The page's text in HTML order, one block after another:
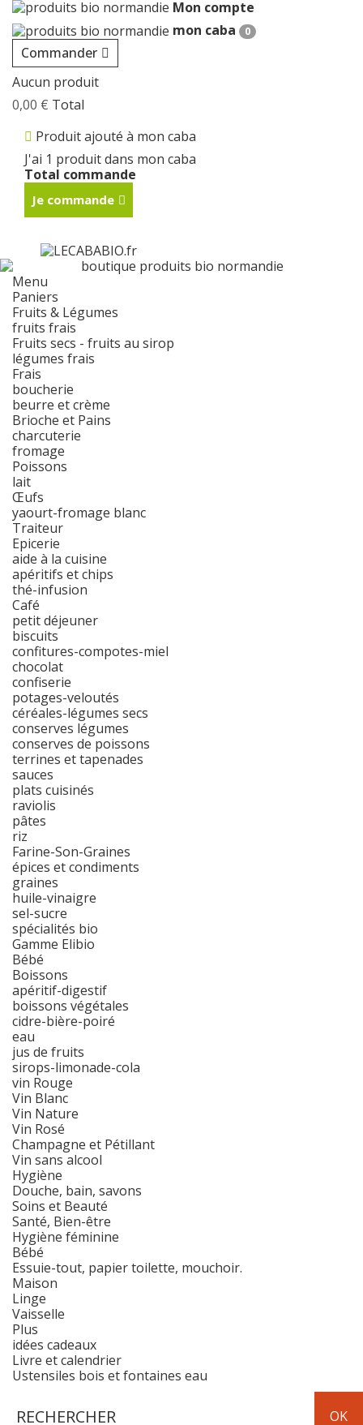
Mon compte
mon caba
0
Commander
Aucun produit
0,00 € Total
Produit ajouté à mon caba
J'ai 1 produit dans mon caba
Total commande
Je commande
Menu
Paniers
Fruits & Légumes
fruits frais
Fruits secs - fruits au sirop
légumes frais
Frais
boucherie
beurre et crème
Brioche et Pains
charcuterie
fromage
Poissons
lait
Œufs
yaourt-fromage blanc
Traiteur
Epicerie
aide à la cuisine
apéritifs et chips
thé-infusion
Café
petit déjeuner
biscuits
confitures-compotes-miel
chocolat
confiserie
potages-veloutés
céréales-légumes secs
conserves légumes
conserves de poissons
terrines et tapenades
sauces
plats cuisinés
raviolis
pâtes
riz
Farine-Son-Graines
épices et condiments
graines
huile-vinaigre
sel-sucre
spécialités bio
Gamme Elibio
Bébé
Boissons
apéritif-digestif
boissons végétales
cidre-bière-poiré
eau
jus de fruits
sirops-limonade-cola
vin Rouge
Vin Blanc
Vin Nature
Vin Rosé
Champagne et Pétillant
Vin sans alcool
Hygiène
Douche, bain, savons
Soins et Beauté
Santé, Bien-être
Hygiène féminine
Bébé
Essuie-tout, papier toilette, mouchoir.
Maison
Linge
Vaisselle
Plus
idées cadeaux
Livre et calendrier
Ustensiles bois et fontaines eau